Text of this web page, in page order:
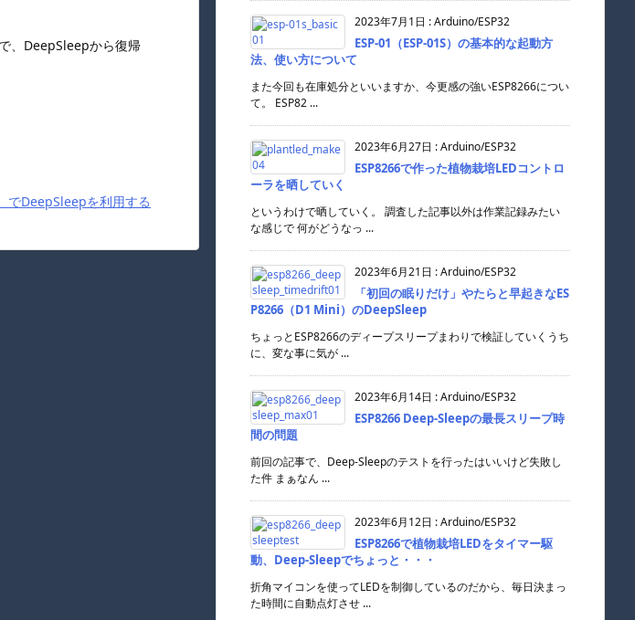
、DeepSleepから復帰
でDeepSleepを利用する
2023年7月1日 :Arduino/ESP32
ESP-01（ESP-01S）の基本的な起動方
法、使い方について
また今回も在庫処分といいますか、今更感の強いESP8266につい
て。 ESP82 ...
2023年6月27日 :Arduino/ESP32
ESP8266で作った植物栽培LEDコントロ
ーラを晒していく
というわけで晒していく。 調査した記事以外は作業記録みたい
な感じで 何がどうなっ ...
2023年6月21日 :Arduino/ESP32
「初回の眠りだけ」やたらと早起きなES
P8266（D1 Mini）のDeepSleep
ちょっとESP8266のディープスリープまわりで検証していくうち
に、変な事に気が ...
2023年6月14日 :Arduino/ESP32
ESP8266 Deep-Sleepの最長スリープ時
間の問題
前回の記事で、Deep-Sleepのテストを行ったはいいけど失敗し
た件 まぁなん ...
2023年6月12日 :Arduino/ESP32
ESP8266で植物栽培LEDをタイマー駆
動、Deep-Sleepでちょっと・・・
折角マイコンを使ってLEDを制御しているのだから、毎日決まっ
た時間に自動点灯させ ...